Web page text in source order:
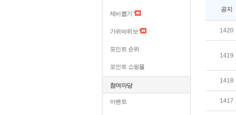
제비뽑기
가위바위보
포인트 순위
포인트 쇼핑몰
참여마당
이벤트
공지
1420
1419
1418
1417